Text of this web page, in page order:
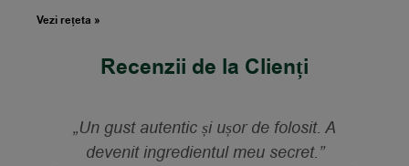
Vezi rețeta »
Recenzii de la Clienți
„Un gust autentic și ușor de folosit. A
devenit ingredientul meu secret.”